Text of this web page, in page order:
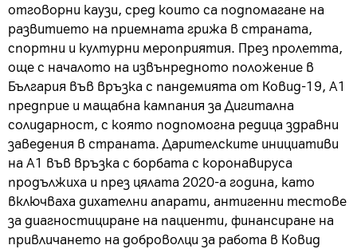
отговорни каузи, сред които са подпомагане на
развитието на приемната грижа в страната,
спортни и културни мероприятия. През пролетта,
още с началото на извънредното положение в
България във връзка с пандемията от Ковид-19, А1
предприе и мащабна кампания за Дигитална
солидарност, с която подпомогна редица здравни
заведения в страната. Дарителските инициативи
на А1 във връзка с борбата с коронавируса
продължиха и през цялата 2020-а година, като
включваха дихателни апарати, антигенни тестове
за диагностициране на пациенти, финансиране на
привличането на доброволци за работа в Ковид